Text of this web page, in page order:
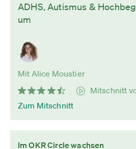
ADHS, Autismus &
um
Mit Alice Moustier
Mitschnitt
Zum Mitschnitt
Im OKR Circle wachsen